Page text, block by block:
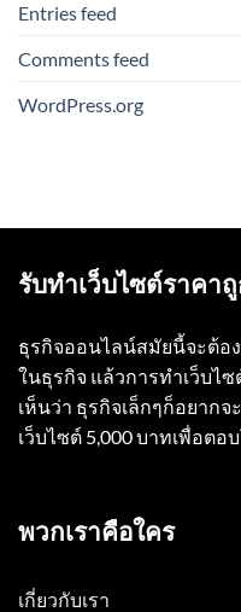
Entries feed
Comments feed
WordPress.org
รับทำเว็บไซต์ราคา
ธุรกิจออนไลน์สมัยนี้จะต้อ
ในธุรกิจ แล้วการทำเว็บไซ
เห็นว่า ธุรกิจเล็กๆก็อยาก
เว็บไซต์ 5,000 บาทเพื่อต
พวกเราคือใคร
เกี่ยวกับเรา